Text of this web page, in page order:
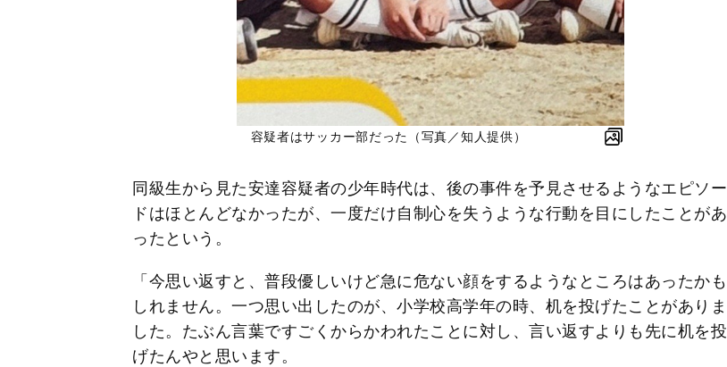
容疑者はサッカー部だった（写真／知人提供）
同級生から見た安達容疑者の少年時代は、後の事件を予見させるようなエピソー
ドはほとんどなかったが、一度だけ自制心を失うような行動を目にしたことがあ
ったという。
「今思い返すと、普段優しいけど急に危ない顔をするようなところはあったかも
しれません。一つ思い出したのが、小学校高学年の時、机を投げたことがありま
した。たぶん言葉ですごくからかわれたことに対し、言い返すよりも先に机を投
げたんやと思います。